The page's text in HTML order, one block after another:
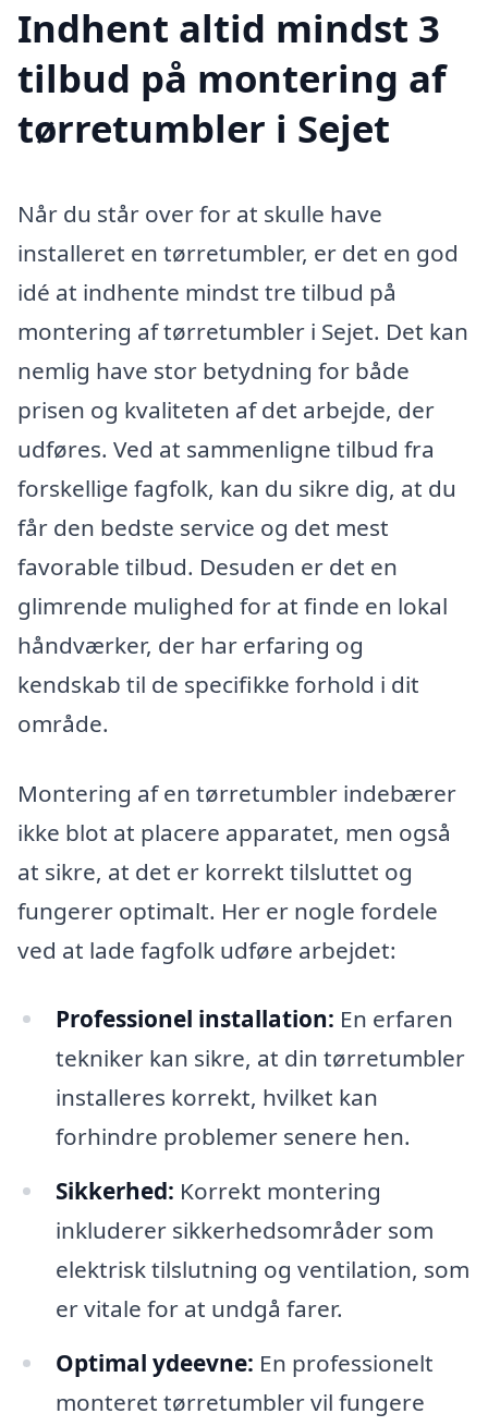
Indhent altid mindst 3
tilbud på montering af
tørretumbler i Sejet
Når du står over for at skulle have
installeret en tørretumbler, er det en god
idé at indhente mindst tre tilbud på
montering af tørretumbler i Sejet. Det kan
nemlig have stor betydning for både
prisen og kvaliteten af det arbejde, der
udføres. Ved at sammenligne tilbud fra
forskellige fagfolk, kan du sikre dig, at du
får den bedste service og det mest
favorable tilbud. Desuden er det en
glimrende mulighed for at finde en lokal
håndværker, der har erfaring og
kendskab til de specifikke forhold i dit
område.
Montering af en tørretumbler indebærer
ikke blot at placere apparatet, men også
at sikre, at det er korrekt tilsluttet og
fungerer optimalt. Her er nogle fordele
ved at lade fagfolk udføre arbejdet:
Professionel installation: En erfaren
tekniker kan sikre, at din tørretumbler
installeres korrekt, hvilket kan
forhindre problemer senere hen.
Sikkerhed: Korrekt montering
inkluderer sikkerhedsområder som
elektrisk tilslutning og ventilation, som
er vitale for at undgå farer.
Optimal ydeevne: En professionelt
monteret tørretumbler vil fungere